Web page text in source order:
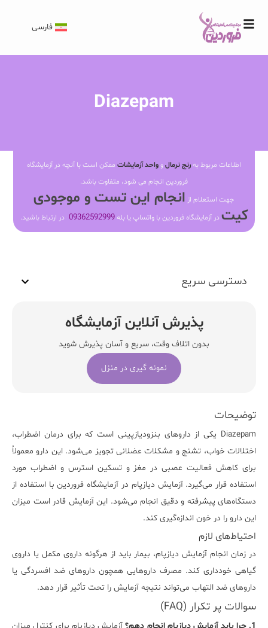
فارسی
Diazepam
اطلاعات مربوط بهرنج نرمالو واحد آزمایشات ممکن است با آنچه در آزمایشگاه
فروردین انجام می شود، متفاوت باشد.
جهت استعلام از انجام این تست و موجودی
کیت در آزمایشگاه فروردین با واتساپ یا بله09362592999 در ارتباط باشید.
توضیحات
Diazepam یکی از داروهای بنزودیازپینی است که برای درمان اضطراب،
اختلالات خواب، تشنج و مشکلات عضلانی تجویز می‌شود. این دارو معمولاً
برای کاهش فعالیت عصبی در مغز و تسکین استرس و اضطراب مورد
استفاده قرار می‌گیرد. آزمایش دیازپام در آزمایشگاه فروردینبا استفاده از
دستگاه‌های پیشرفته و دقیق انجام می‌شود. این آزمایش قادر است میزان
این دارو را در خون اندازه‌گیری کند.
احتیاط‌های لازم
در زمان انجام آزمایش دیازپام، بیمار باید از هرگونه داروی مکمل یا داروی
گیاهی خودداری کند. مصرف داروهایی همچون داروهای ضد افسردگی یا
داروهای ضد التهاب می‌تواند نتیجه آزمایش را تحت تأثیر قرار دهد.
سوالات پر تکرار (FAQ)
دسترسی سریع
پذیرش آنلاین آزمایشگاه
بدون اتلاف وقت، سریع و آسان پذیرش شوید
نمونه گیری در منزل